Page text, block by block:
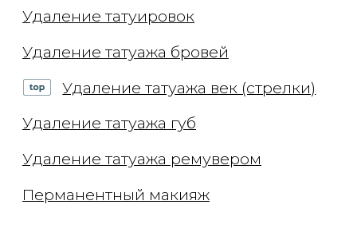
Эстетика тела
Сахарная депиляция
Лазерная эпиляция Elite+
Криолиполиз на аппарате Coccon
Массаж в соляной пещере